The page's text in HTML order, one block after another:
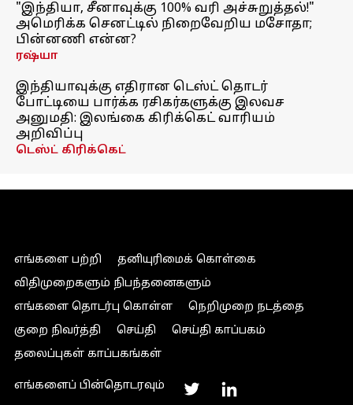
"இந்தியா, சீனாவுக்கு 100% வரி அச்சுறுத்தல்!"
அமெரிக்க செனட்டில் நிறைவேறிய மசோதா;
பின்னணி என்ன?
ரஷ்யா
இந்தியாவுக்கு எதிரான டெஸ்ட் தொடர்
போட்டியை பார்க்க ரசிகர்களுக்கு இலவச
அனுமதி: இலங்கை கிரிக்கெட் வாரியம்
அறிவிப்பு
டெஸ்ட் கிரிக்கெட்
எங்களை பற்றி
தனியுரிமைக் கொள்கை
விதிமுறைகளும் நிபந்தனைகளும்
எங்களை தொடர்பு கொள்ள
நெறிமுறை நடத்தை
குறை நிவர்த்தி
செய்தி
செய்தி காப்பகம்
தலைப்புகள் காப்பகங்கள்
எங்களைப் பின்தொடரவும்